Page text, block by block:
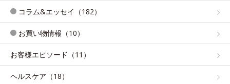
コラム&エッセイ（182）
お買い物情報（10）
お客様エピソード（11）
ヘルスケア（18）